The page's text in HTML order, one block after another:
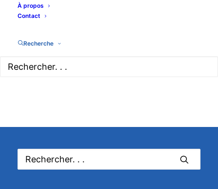
À propos
Contact
Recherche